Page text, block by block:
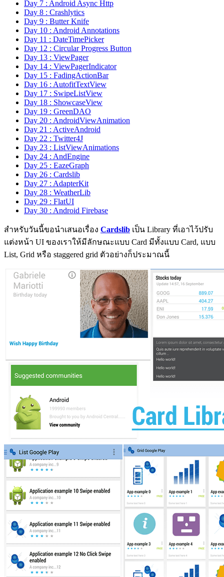
Day 7 : Android Async Http
Day 8 : Crashlytics
Day 9 : Butter Knife
Day 10 : Android Annotations
Day 11 : DateTimePicker
Day 12 : Circular Progress Button
Day 13 : ViewPager
Day 14 : ViewPagerIndicator
Day 15 : FadingActionBar
Day 16 : AutofitTextView
Day 17 : SwipeListView
Day 18 : ShowcaseView
Day 19 : GreenDAO
Day 20 : AndroidViewAnimation
Day 21 : ActiveAndroid
Day 22 : Twitter4J
Day 23 : ListViewAnimations
Day 24 : AndEngine
Day 25 : EazeGraph
Day 26 : Cardslib
Day 27 : AdapterKit
Day 28 : WeatherLib
Day 29 : FlatUI
Day 30 : Android Firebase
สำหรับวันนี้ขอนำเสนอเรื่อง Cardslib เป็น Library ที่เอาไว้ปรับ
แต่งหน้า UI ของเราให้มีลักษณะแบบ Card มีทั้งแบบ Card, แบบ
List, Grid หรือ staggered grid ตัวอย่างก็ประมาณนี้